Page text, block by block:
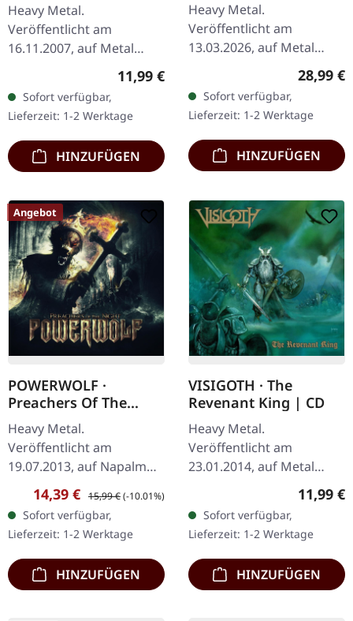
Heavy Metal.
Veröffentlicht am
16.11.2007, auf Metal
Blade Records. CD im
Jewelcase. Primordials
fünftes Studiowerk steht
als Monument keltischer…
Regulärer Preis:
11,99 €
Sofort verfügbar,
Lieferzeit: 1-2 Werktage
HINZUFÜGEN
Heavy Metal.
Veröffentlicht am
13.03.2026, auf Metal
Blade Records. Weißes
Vinyl im Standard-Cover.
Plastic Head exklusive
Auflage. Als King
Diamond…
28,99 €
Sofort verfügbar,
Lieferzeit: 1-2 Werktage
HINZUFÜGEN
Angebot
POWERWOLF ·
Preachers Of The
Night | CD
Heavy Metal.
Veröffentlicht am
19.07.2013, auf Napalm
Records. CD im Jewelcase.
Powerwolf liefert mit
"Preachers Of The Night"
einen weiteren…
Verkaufspreis:
14,39 € Regulärer Preis:
15,99 €(-10.01%)
Sofort verfügbar,
Lieferzeit: 1-2 Werktage
HINZUFÜGEN
VISIGOTH · The
Revenant King | CD
Heavy Metal.
Veröffentlicht am
23.01.2014, auf Metal
Blade Records. CD im
Jewelcase mit 8-seitigem
Booklet. Das Debütalbum
von Visigoth, "The…
11,99 €
Sofort verfügbar,
Lieferzeit: 1-2 Werktage
HINZUFÜGEN